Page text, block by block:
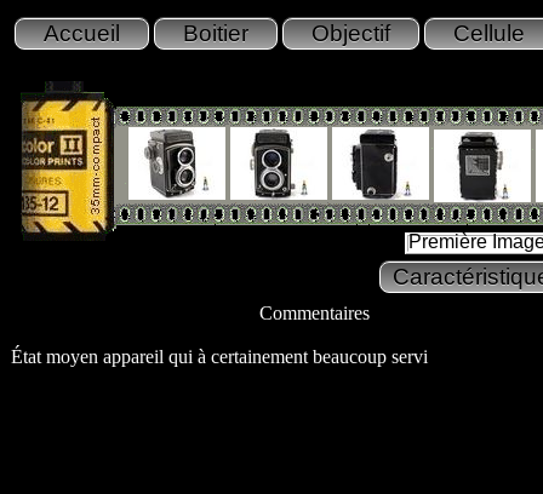
Première
Commentaires
État moyen appareil qui à certainement beaucoup servi